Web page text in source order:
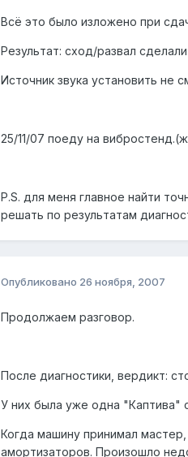
Всё это было изложено при
Результат: сход/развал
Источник звука установить не
25/11/07 поеду на
P.S. для меня главное найти
решать по результатам
Опубликовано 26 ноября, 2007
Продолжаем разговор.
После диагностики, вердикт:
У них была уже одна "Каптива"
Когда машину принимал
амортизаторов. Произошло